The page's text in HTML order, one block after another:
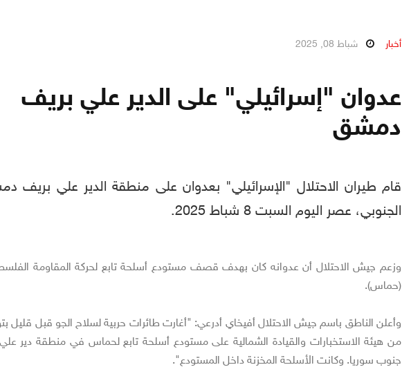
أخبار شباط 08, 2025
عدوان "إسرائيلي" على الدير علي بريف
دمشق
قام طيران الاحتلال "الإسرائيلي" بعدوان على منطقة الدير علي بريف
الجنوبي، عصر اليوم السبت 8 شباط 2025.
وزعم جيش الاحتلال أن عدوانه كان بهدف قصف مستودع أسلحة تابع لحركة المقاومة
(حماس).
وأعلن الناطق باسم جيش الاحتلال أفيخاي أدرعي: "أغارت طائرات حربية لسلاح الجو قبل قليل
من هيئة الاستخبارات والقيادة الشمالية على مستودع أسلحة تابع لحماس في منطقة دير
جنوب سوريا. وكانت الأسلحة المخزنة داخل المستودع".